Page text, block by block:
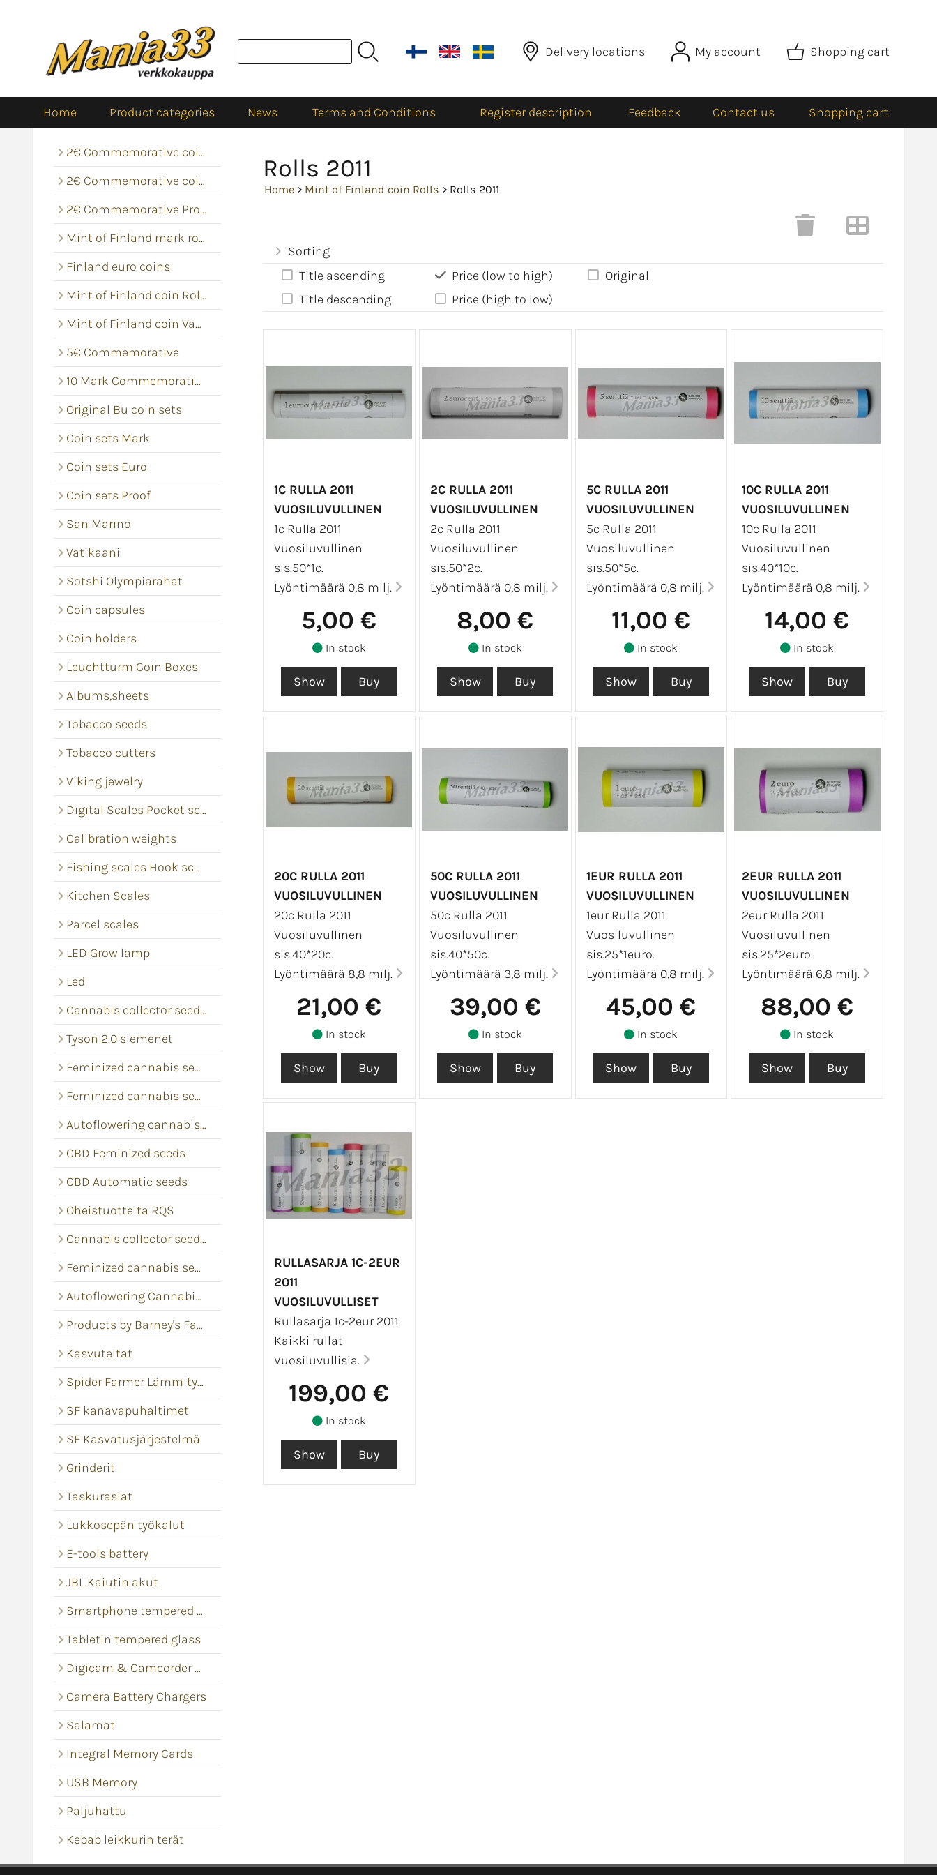
Delivery locations My account Shopping cart
Home Product categories News Terms and Conditions Register description Feedback Contact us Shopping cart
2€ Commemorative coins
2€ Commemorative coin rolls
2€ Commemorative Proof
Mint of Finland mark rolls
Finland euro coins
Mint of Finland coin Rolls
Mint of Finland coin Vacums
5€ Commemorative
10 Mark Commemorative coins
Original Bu coin sets
Coin sets Mark
Coin sets Euro
Coin sets Proof
San Marino
Vatikaani
Sotshi Olympiarahat
Coin capsules
Coin holders
Leuchtturm Coin Boxes
Albums,sheets
Tobacco seeds
Tobacco cutters
Viking jewelry
Digital Scales Pocket scales
Calibration weights
Fishing scales Hook scales
Kitchen Scales
Parcel scales
LED Grow lamp
Led
Cannabis collector seeds RQS
Tyson 2.0 siemenet
Feminized cannabis seeds
Feminized cannabis seeds
Autoflowering cannabis seeds
CBD Feminized seeds
CBD Automatic seeds
Oheistuotteita RQS
Cannabis collector seeds Barney's Farm
Feminized cannabis seeds
Autoflowering Cannabis seeds
Products by Barney's Farm
Kasvuteltat
Spider Farmer Lämmitysmatot
SF kanavapuhaltimet
SF Kasvatusjärjestelmä
Grinderit
Taskurasiat
Lukkosepän työkalut
E-tools battery
JBL Kaiutin akut
Smartphone tempered glass
Tabletin tempered glass
Digicam & Camcorder batteries
Camera Battery Chargers
Salamat
Integral Memory Cards
USB Memory
Paljuhattu
Kebab leikkurin terät
Rolls 2011
Home > Mint of Finland coin Rolls > Rolls 2011
Sorting
Title ascending
Title descending
Price (low to high)
Price (high to low)
Original
1C RULLA 2011
VUOSILUVULLINEN
1c Rulla 2011
Vuosiluvullinen
sis.50*1c.
Lyöntimäärä 0,8 milj.
5,00 €
In stock
2C RULLA 2011
VUOSILUVULLINEN
2c Rulla 2011
Vuosiluvullinen
sis.50*2c.
Lyöntimäärä 0,8 milj.
8,00 €
In stock
5C RULLA 2011
VUOSILUVULLINEN
5c Rulla 2011
Vuosiluvullinen
sis.50*5c.
Lyöntimäärä 0,8 milj.
11,00 €
In stock
10C RULLA 2011
VUOSILUVULLINEN
10c Rulla 2011
Vuosiluvullinen
sis.40*10c.
Lyöntimäärä 0,8 milj.
14,00 €
In stock
20C RULLA 2011
VUOSILUVULLINEN
20c Rulla 2011
Vuosiluvullinen
sis.40*20c.
Lyöntimäärä 8,8 milj.
21,00 €
In stock
50C RULLA 2011
VUOSILUVULLINEN
50c Rulla 2011
Vuosiluvullinen
sis.40*50c.
Lyöntimäärä 3,8 milj.
39,00 €
In stock
1EUR RULLA 2011
VUOSILUVULLINEN
1eur Rulla 2011
Vuosiluvullinen
sis.25*1euro.
Lyöntimäärä 0,8 milj.
45,00 €
In stock
2EUR RULLA 2011
VUOSILUVULLINEN
2eur Rulla 2011
Vuosiluvullinen
sis.25*2euro.
Lyöntimäärä 6,8 milj.
88,00 €
In stock
RULLASARJA 1C-2EUR
2011
VUOSILUVULLISET
Rullasarja 1c-2eur 2011
Kaikki rullat
Vuosiluvullisia.
199,00 €
In stock